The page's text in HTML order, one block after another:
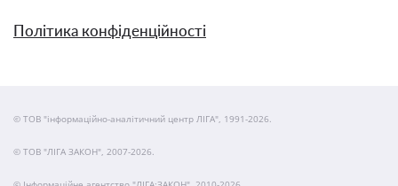
Політика конфіденційності
© ТОВ "інформаційно-аналітичний центр ЛІГА", 1991-2026.
© ТОВ "ЛІГА ЗАКОН", 2007-2026.